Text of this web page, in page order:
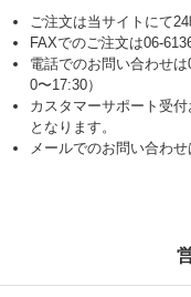
ご注文は当サイトにて
FAXでのご注文は06-
電話でのお問い合わせ
0〜17:30）
カスタマーサポート受
となります。
メールでのお問い合わせ